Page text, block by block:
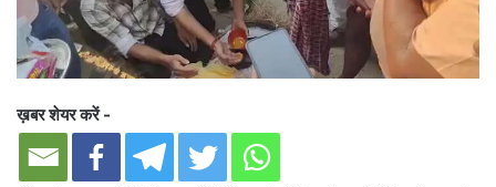
ख़बर शेयर करें -